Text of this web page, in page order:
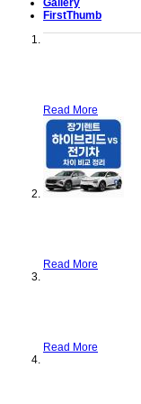
Gallery
FirstThumb
Read More
Read More
Read More